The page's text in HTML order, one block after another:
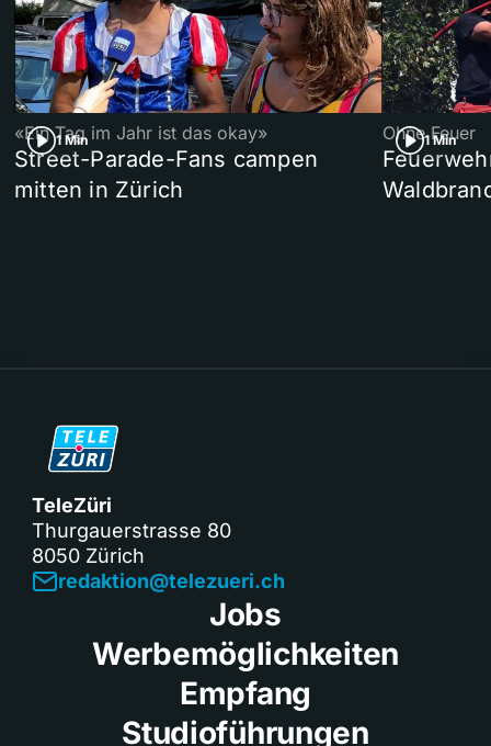
1 Min
«Ein Tag im Jahr ist das okay»
Street-Parade-Fans campen
mitten in Zürich
1 Min
Ohne Feuer
TeleZüri
Thurgauerstrasse 80
8050 Zürich
redaktion@telezueri.ch
Jobs
Werbemöglichkeiten
Empfang
Studioführungen